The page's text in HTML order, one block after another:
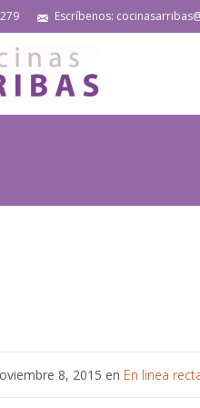
Escríbenos:
8, 2015 en En linea